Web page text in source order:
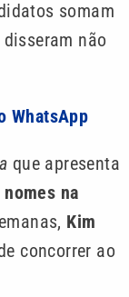
somam
não
WhatsApp
que apresenta
na
Kim
concorrer ao